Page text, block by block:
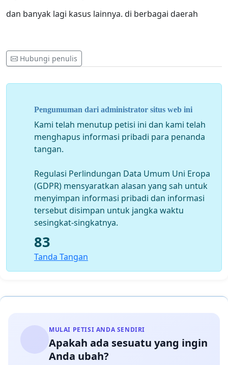
dan banyak lagi kasus lainnya. di berbagai daerah
Hubungi penulis
Pengumuman dari administrator situs web ini
Kami telah menutup petisi ini dan kami telah
menghapus informasi pribadi para penanda
tangan.
Regulasi Perlindungan Data Umum Uni Eropa
(GDPR) mensyaratkan alasan yang sah untuk
menyimpan informasi pribadi dan informasi
tersebut disimpan untuk jangka waktu
sesingkat-singkatnya.
83
Tanda Tangan
MULAI PETISI ANDA SENDIRI
Apakah ada sesuatu yang ingin
Anda ubah?